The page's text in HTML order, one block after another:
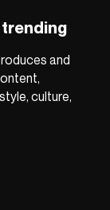
trending
and
culture,